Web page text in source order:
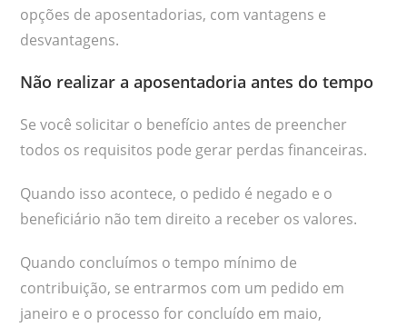
opções de aposentadorias, com vantagens e
desvantagens.
Não realizar a aposentadoria antes do tempo
Se você solicitar o benefício antes de preencher
todos os requisitos pode gerar perdas financeiras.
Quando isso acontece, o pedido é negado e o
beneficiário não tem direito a receber os valores.
Quando concluímos o tempo mínimo de
contribuição, se entrarmos com um pedido em
janeiro e o processo for concluído em maio,